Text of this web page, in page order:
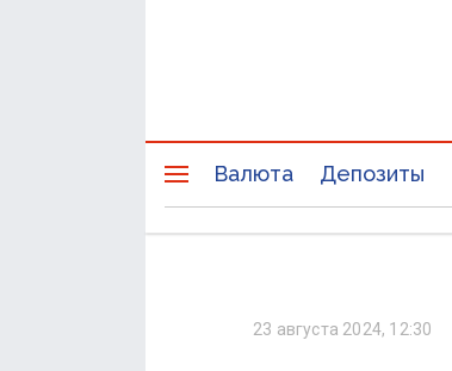
Валюта Депозиты
23 августа 2024, 12:30